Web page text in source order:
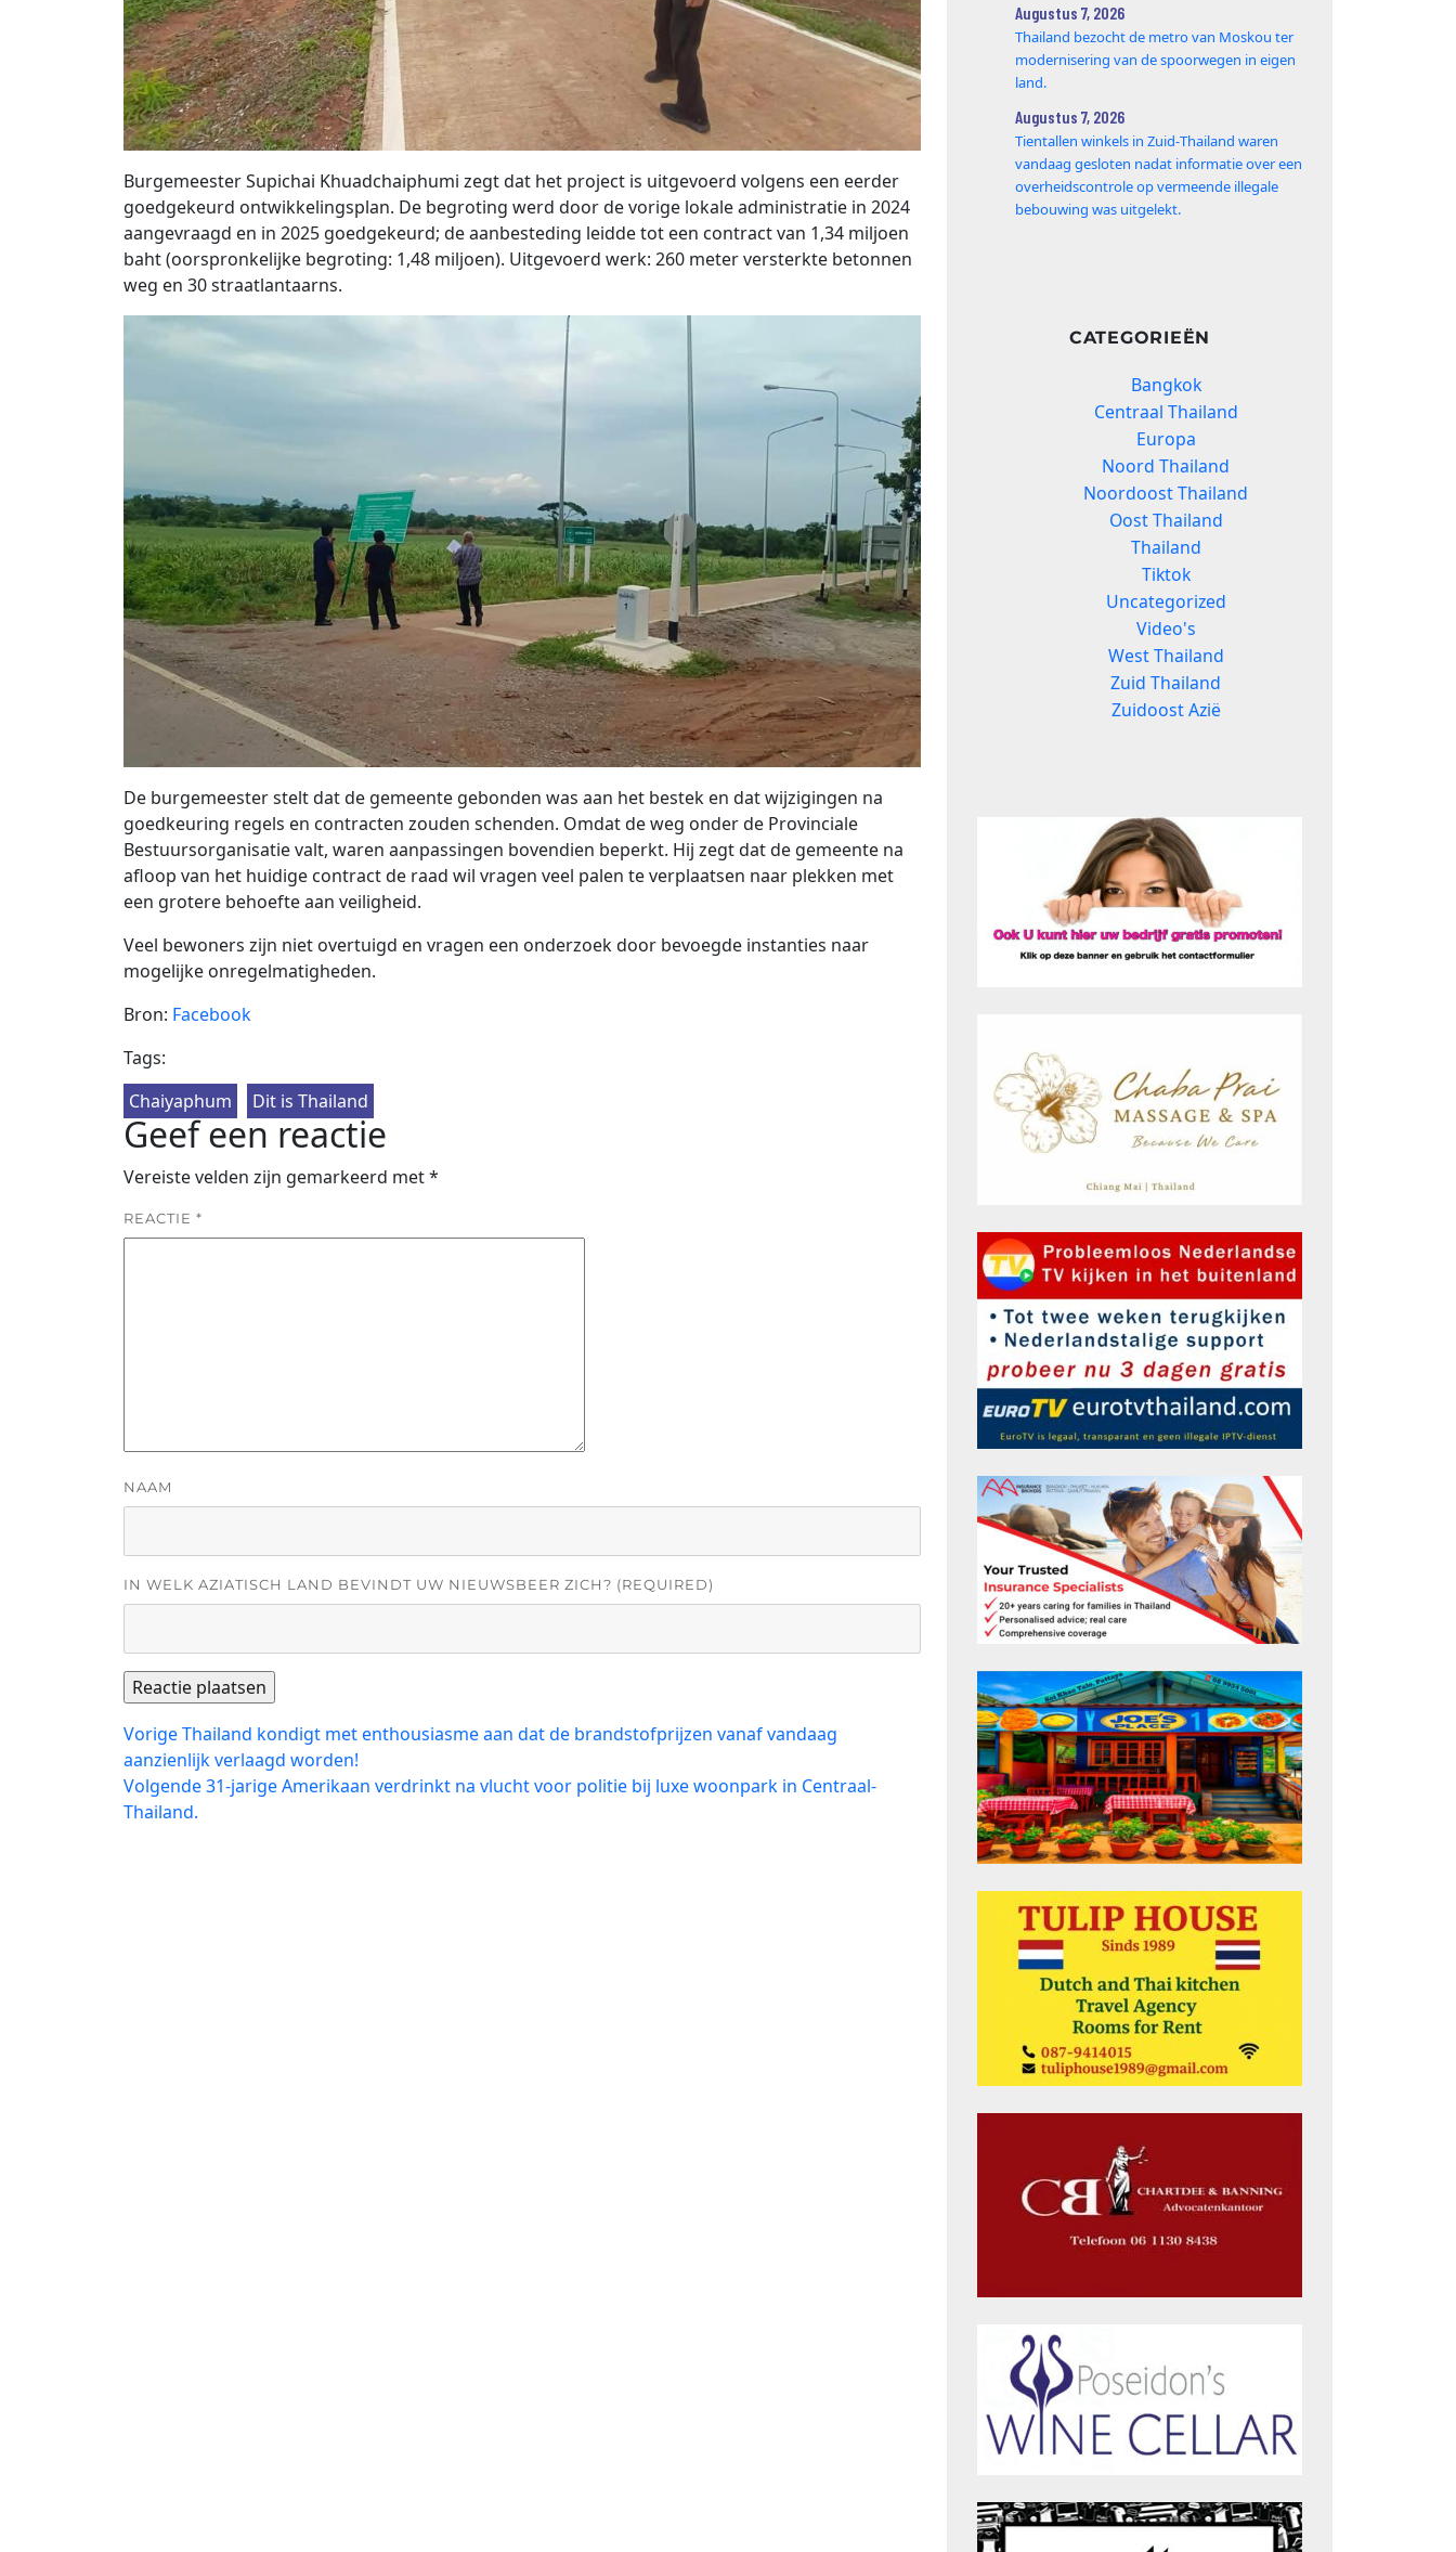
Burgemeester Supichai Khuadchaiphumi zegt dat het project is uitgevoerd volgens een eerder
goedgekeurd ontwikkelingsplan. De begroting werd door de vorige lokale administratie in 2024
aangevraagd en in 2025 goedgekeurd; de aanbesteding leidde tot een contract van 1,34 miljoen
baht (oorspronkelijke begroting: 1,48 miljoen). Uitgevoerd werk: 260 meter versterkte betonnen
weg en 30 straatlantaarns.
De burgemeester stelt dat de gemeente gebonden was aan het bestek en dat wijzigingen na
goedkeuring regels en contracten zouden schenden. Omdat de weg onder de Provinciale
Bestuursorganisatie valt, waren aanpassingen bovendien beperkt. Hij zegt dat de gemeente na
afloop van het huidige contract de raad wil vragen veel palen te verplaatsen naar plekken met
een grotere behoefte aan veiligheid.
Veel bewoners zijn niet overtuigd en vragen een onderzoek door bevoegde instanties naar
mogelijke onregelmatigheden.
Bron: Facebook
Tags:
Chaiyaphum
Dit is Thailand
Geef een reactie
Vereiste velden zijn gemarkeerd met*
REACTIE *
NAAM
IN WELK AZIATISCH LAND BEVINDT UW NIEUWSBEER ZICH? (REQUIRED)
Bericht
navigatie
VorigeVorig
bericht:
Thailand kondigt met enthousiasme aan dat de brandstofprijzen vanaf vandaag
aanzienlijk verlaagd worden!
VolgendeVolgend
31-jarige Amerikaan verdrinkt na vlucht voor politie bij luxe woonpark in Centraal-
Thailand.
Augustus 7, 2026
Thailand bezocht de metro van Moskou ter
modernisering van de spoorwegen in eigen
land.
Augustus 7, 2026
Tientallen winkels in Zuid‑Thailand waren
vandaag gesloten nadat informatie over een
overheidscontrole op vermeende illegale
bebouwing was uitgelekt.
CATEGORIEËN
Bangkok
Centraal Thailand
Europa
Noord Thailand
Noordoost Thailand
Oost Thailand
Thailand
Tiktok
Uncategorized
Video's
West Thailand
Zuid Thailand
Zuidoost Azië